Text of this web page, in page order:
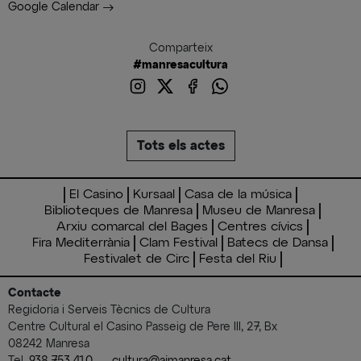
Google Calendar
Comparteix
#manresacultura
Tots els actes
El Casino Kursaal
Casa de la música
Biblioteques de Manresa
Museu de Manresa
Arxiu comarcal del Bages
Centres cívics
Fira Mediterrània
Clam Festival
Batecs de Dansa
Festivalet de Circ
Festa del Riu
Contacte
Regidoria i Serveis Tècnics de Cultura
Centre Cultural el Casino Passeig de Pere III, 27, Bx
08242 Manresa